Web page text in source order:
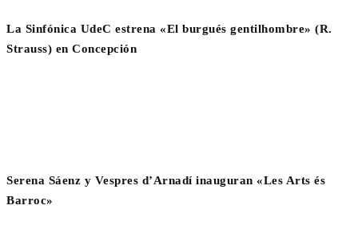
La Sinfónica UdeC estrena «El burgués gentilhombre» (R.
Strauss) en Concepción
Serena Sáenz y Vespres d’Arnadí inauguran «Les Arts és
Barroc»